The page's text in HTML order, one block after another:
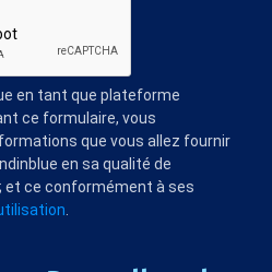
en tant que plateforme
ce formulaire, vous
que vous allez fournir
en sa qualité de
et ce conformément à ses